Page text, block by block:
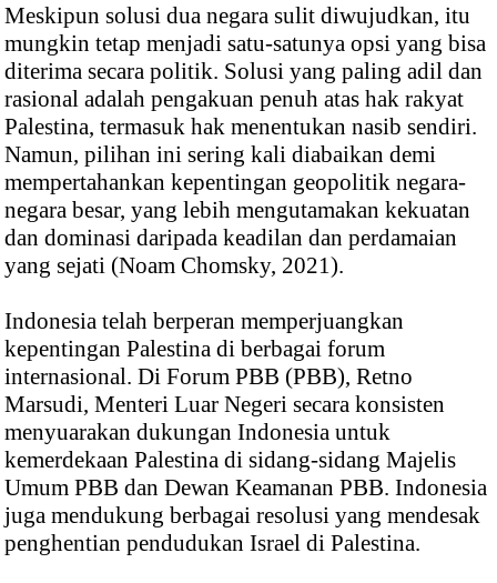
Meskipun solusi dua negara sulit diwujudkan, itu
mungkin tetap menjadi satu-satunya opsi yang bisa
diterima secara politik. Solusi yang paling adil dan
rasional adalah pengakuan penuh atas hak rakyat
Palestina, termasuk hak menentukan nasib sendiri.
Namun, pilihan ini sering kali diabaikan demi
mempertahankan kepentingan geopolitik negara-
negara besar, yang lebih mengutamakan kekuatan
dan dominasi daripada keadilan dan perdamaian
yang sejati (Noam Chomsky, 2021).
Indonesia telah berperan memperjuangkan
kepentingan Palestina di berbagai forum
internasional. Di Forum PBB (PBB), Retno
Marsudi, Menteri Luar Negeri secara konsisten
menyuarakan dukungan Indonesia untuk
kemerdekaan Palestina di sidang-sidang Majelis
Umum PBB dan Dewan Keamanan PBB. Indonesia
juga mendukung berbagai resolusi yang mendesak
penghentian pendudukan Israel di Palestina.